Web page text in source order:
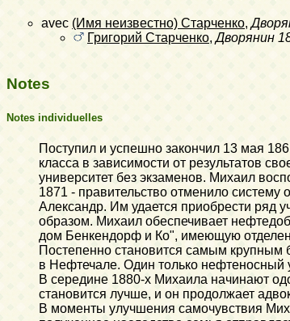
avec (Имя неизвестно) Старченко,
Григорий Старченко,Дворянин
Notes
Notes individuelles
Поступил и успешно закончил 13 мая
класса в зависимости от результатов
университет без экзаменов. Михаил
1871 - правительство отменило
Александр. Им удается приобрести ряд
образом. Михаил обеспечивает
дом Бенкендорф и Ко", имеющую
Постепенно становится самым
в Нефтечале. Один только
В середине 1880-х Михаила начинают
становится лучше, и он продолжает
В моменты улучшения самочувствия